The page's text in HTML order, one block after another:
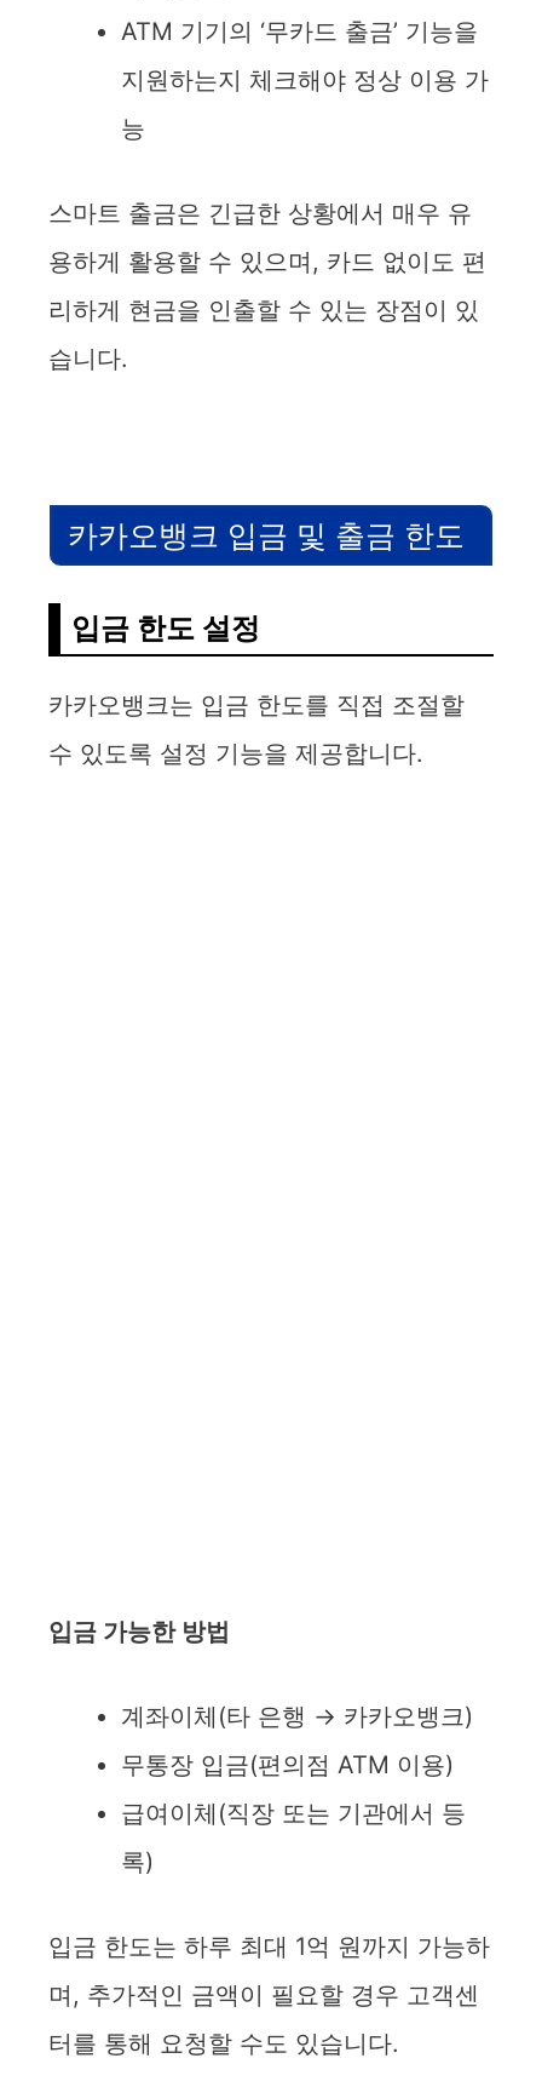
ATM 기기의 ‘무카드 출금’ 기능을
지원하는지 체크해야 정상 이용 가
능
스마트 출금은 긴급한 상황에서 매우 유
용하게 활용할 수 있으며, 카드 없이도 편
리하게 현금을 인출할 수 있는 장점이 있
습니다.
카카오뱅크 입금 및 출금 한도
입금 한도 설정
카카오뱅크는 입금 한도를 직접 조절할
수 있도록 설정 기능을 제공합니다.
입금 가능한 방법
계좌이체(타 은행 → 카카오뱅크)
무통장 입금(편의점 ATM 이용)
급여이체(직장 또는 기관에서 등
록)
입금 한도는 하루 최대 1억 원까지 가능하
며, 추가적인 금액이 필요할 경우 고객센
터를 통해 요청할 수도 있습니다.